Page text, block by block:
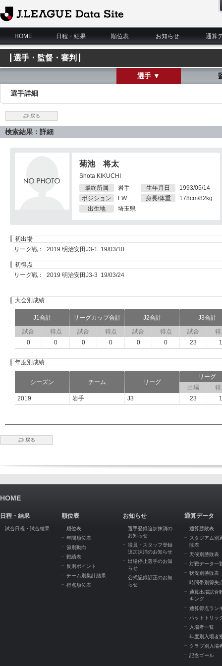
J.League Data Site
HOME
日程・結果 順位表 お知らせ 通算
選手・監督・審判
選手 ▼
選手詳細
戻る
検索結果：詳細
菊池 将太
Shota KIKUCHI
最終所属
岩手
ポジション
FW
出生地
埼玉県
生年月日
1993/05/14
身長/体重
178cm/82kg
初出場
リーグ戦： 2019 明治安田J3-1 19/03/10
初得点
リーグ戦： 2019 明治安田J3-3 19/03/24
大会別成績
J1合計 リーグカップ合計 J2合計
J3合計
試合
得点 試合 得点 試合 得点 試合
得
0
0 0 0 0 0 23 1
年度別成績
シーズン チーム リーグ
リーグ
出場
得
2019
岩手 J3 23 1
戻る
HOME
日程・結果
試合日程・試合結果
順位表
順位表
年間順位表
節別動向
戦績表
反則ポイント
チーム別集計結果
得点順位表
お知らせ
選手登録追加抹消の
お知らせ
役員・スタッフ登録
追加抹消のお知らせ
出場停止選手のお知
らせ
公式記録訂正のお知
らせ
通算データ
通算勝敗表
スタジアム別
敗表
天候別勝敗表
対戦データ一
状況別勝敗表
時間帯別得失
通算出場試合
キング
通算得点ラン
ハットトリッ
入場者一覧
年度別入場者
クラブ別入場
記念ゴール